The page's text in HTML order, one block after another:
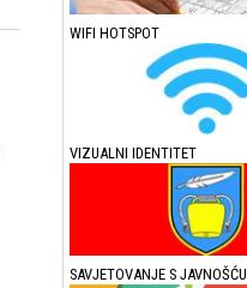
WIFI HOTSPOT
VIZUALNI IDENTITET
SAVJETOVANJE S JAVNOŠĆU